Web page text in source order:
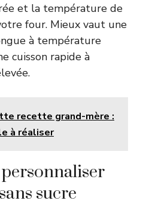
et la température de
four. Mieux vaut une
à température
cuisson rapide à
recette grand-mère :
à réaliser
sucre